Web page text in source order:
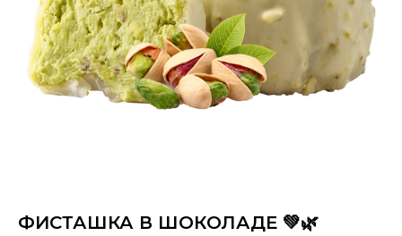
ФИСТАШКА В ШОКОЛАДЕ 💚🌿